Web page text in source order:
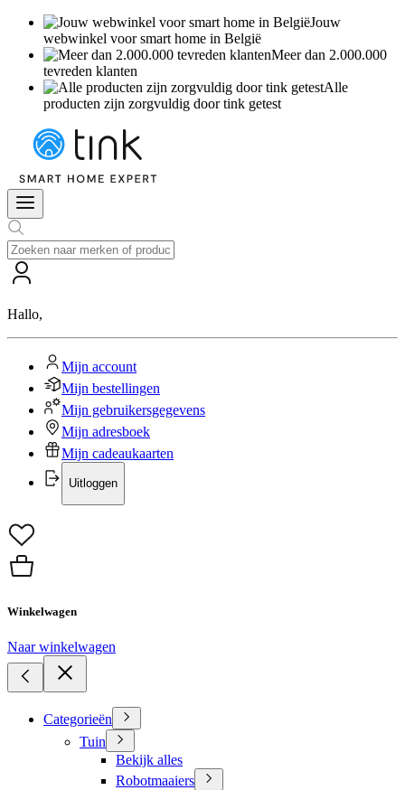
Jouw
webwinkel voor smart home in België
Meer dan 2.000.000
tevreden klanten
Alle
producten zijn zorgvuldig door tink getest
Hallo,
Mijn account
Mijn bestellingen
Mijn gebruikersgegevens
Mijn adresboek
Mijn cadeaukaarten
Uitloggen
Winkelwagen
Naar winkelwagen
Categorieën
Tuin
Bekijk alles
Robotmaaiers